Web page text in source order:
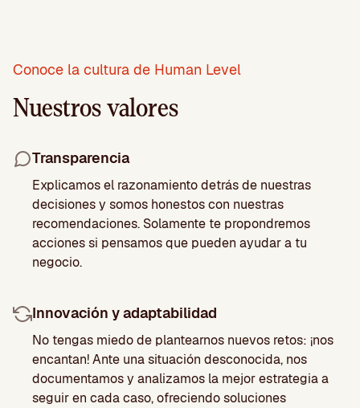
Conoce la cultura de Human Level
Nuestros valores
Transparencia
Explicamos el razonamiento detrás de nuestras
decisiones y somos honestos con nuestras
recomendaciones. Solamente te propondremos
acciones si pensamos que pueden ayudar a tu
negocio.
Innovación y adaptabilidad
No tengas miedo de plantearnos nuevos retos: ¡nos
encantan! Ante una situación desconocida, nos
documentamos y analizamos la mejor estrategia a
seguir en cada caso, ofreciendo soluciones